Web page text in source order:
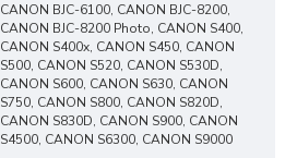
CANON BJC-6100, CANON BJC-8200,
CANON BJC-8200 Photo, CANON S400,
CANON S400x, CANON S450, CANON
S500, CANON S520, CANON S530D,
CANON S600, CANON S630, CANON
S750, CANON S800, CANON S820D,
CANON S830D, CANON S900, CANON
S4500, CANON S6300, CANON S9000